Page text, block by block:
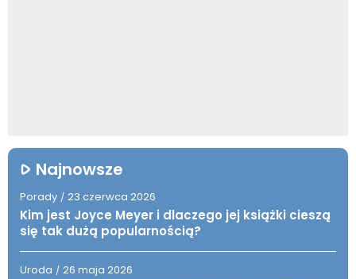
Najnowsze
Porady / 23 czerwca 2026
Kim jest Joyce Meyer i dlaczego jej książki cieszą
się tak dużą popularnością?
Uroda / 26 maja 2026